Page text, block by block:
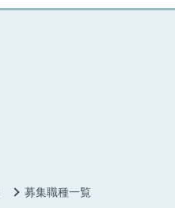
募集職種一覧